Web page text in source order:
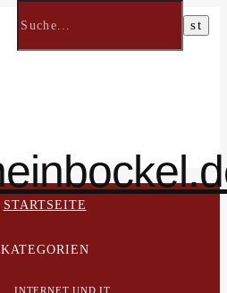
STARTSEITE
KATEGORIEN
INTERNET UND IT